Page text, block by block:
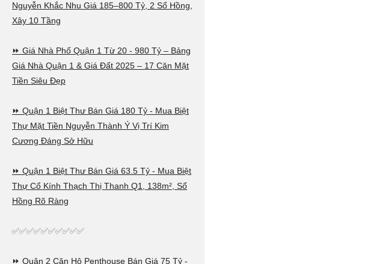
Nguyễn Khắc Nhu Giá 185–800 Tỷ, 2 Sổ Hồng,
Xây 10 Tầng
⏩ Giá Nhà Phố Quận 1 Từ 20 - 980 Tỷ – Bảng
Giá Nhà Quận 1 & Giá Đất 2025 – 17 Căn Mặt
Tiền Siêu Đẹp
⏩ Quận 1 Biệt Thư Bán Giá 180 Tỷ - Mua Biệt
Thự Mặt Tiền Nguyễn Thành Ý Vị Trí Kim
Cương Đáng Sở Hữu
⏩ Quận 1 Biệt Thư Bán Giá 63.5 Tỷ - Mua Biệt
Thự Cổ Kính Thạch Thị Thanh Q1, 138m², Sổ
Hồng Rõ Ràng
✅✅✅✅✅✅✅✅✅✅
⏩ Quận 2 Căn Hộ Penthouse Bán Giá 75 Tỷ -